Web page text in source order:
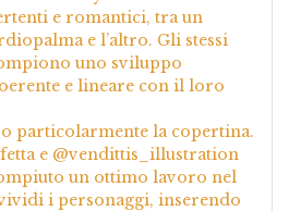
e romantici, tra un
e l’altro. Gli stessi
uno sviluppo
e lineare con il loro
particolarmente la copertina.
e @vendittis_illustration
un ottimo lavoro nel
i personaggi, inserendo